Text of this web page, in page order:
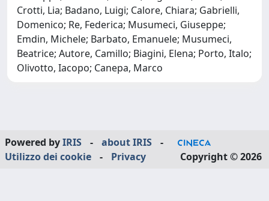
Crotti, Lia; Badano, Luigi; Calore, Chiara; Gabrielli,
Domenico; Re, Federica; Musumeci, Giuseppe;
Emdin, Michele; Barbato, Emanuele; Musumeci,
Beatrice; Autore, Camillo; Biagini, Elena; Porto, Italo;
Olivotto, Iacopo; Canepa, Marco
Powered byIRIS - about IRIS
-
Utilizzo dei cookie
- Privacy Copyright © 2026